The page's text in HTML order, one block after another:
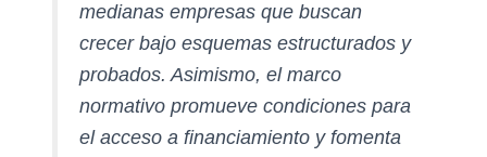
medianas empresas que buscan
crecer bajo esquemas estructurados y
probados. Asimismo, el marco
normativo promueve condiciones para
el acceso a financiamiento y fomenta